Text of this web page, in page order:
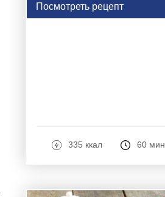
Посмотреть рецепт
335 ккал 60 мин